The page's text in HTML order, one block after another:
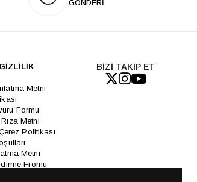
GÖNDERİ
Metni
Formu
Metni
Politikası
Metni
Fromu
BİZİ TAKİP ET